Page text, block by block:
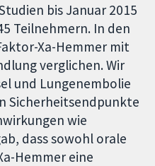
bis Januar 2015
Teilnehmern. In den
Xa-Hemmer mit
verglichen. Wir
und Lungenembolie
Sicherheitsendpunkte
wie
dass sowohl orale
Hemmer eine